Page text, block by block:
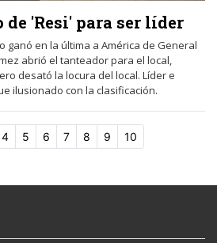
'Resi' para ser líder
ganó en la última a América de General
abrió el tanteador para el local,
desató la locura del local. Líder e
ilusionado con la clasificación.
4 5 6 7 8 9 10